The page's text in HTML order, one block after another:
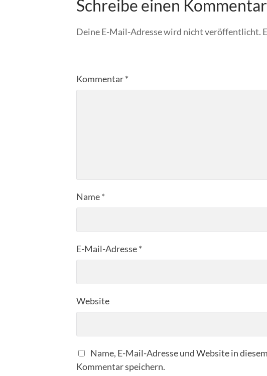
Schreibe einen Kommentar
Deine E-Mail-Adresse wird nicht veröffentlicht.
Kommentar*
Name*
E-Mail-Adresse*
Website
Name, E-Mail-Adresse und Website in
Kommentar speichern.